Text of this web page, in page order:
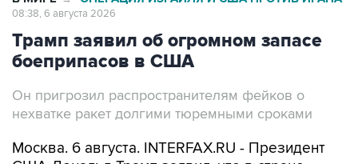
08:38, 6 августа 2026
Трамп заявил об огромном запасе
боеприпасов в США
Он пригрозил распространителям фейков о
нехватке ракет долгими тюремными сроками
Москва. 6 августа. INTERFAX.RU - Президент